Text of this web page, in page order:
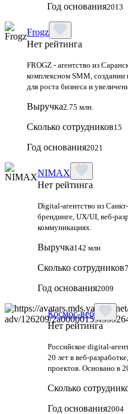
Год основания2013
Frogz
Нет рейтинга
FROGZ - агентство из
комплексном SMM, создании
для роста бизнеса и
Выручка2.75 млн.
Сколько сотрудников15
Год основания2021
NIMAX
Нет рейтинга
Digital-агентство из
брендинге, UX/UI, веб-
коммуникациях.
Выручка142 млн
Сколько сотрудников
Год основания2009
Космос-веб
Нет рейтинга
Российское digital-
20 лет в веб-
проектов. Основано в
Сколько
Год основания2004